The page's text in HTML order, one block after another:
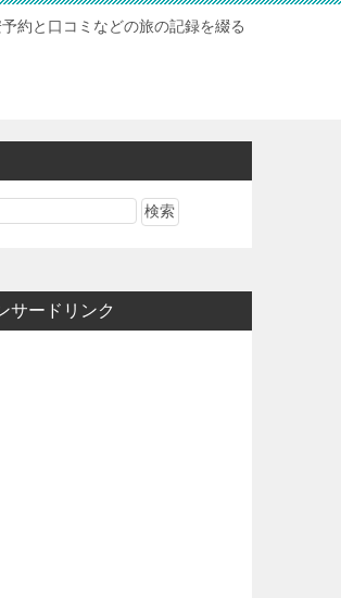
約と口コミなどの旅の記録を綴る
サードリンク